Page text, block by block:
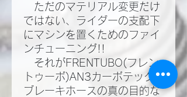
ただのマテリアル変更だけ
ではない、ライダーの支配下
にマシンを置くためのファイ
ンチューニング!!​
それがFRENTUBO(フレン
トゥーボ)AN3カーボテック
ブレーキホースの真の目的な